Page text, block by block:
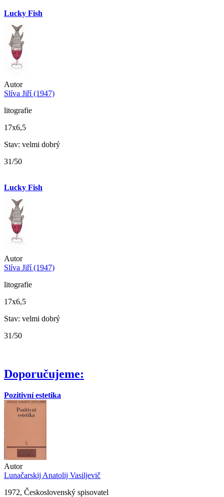
Lucky Fish
Autor
Slíva Jiří (1947)
litografie
17x6,5
Stav: velmi dobrý
31/50
Lucky Fish
Autor
Slíva Jiří (1947)
litografie
17x6,5
Stav: velmi dobrý
31/50
Doporučujeme:
Pozitivní estetika
Autor
Lunačarskij Anatolij Vasiljevič
1972, Československý spisovatel